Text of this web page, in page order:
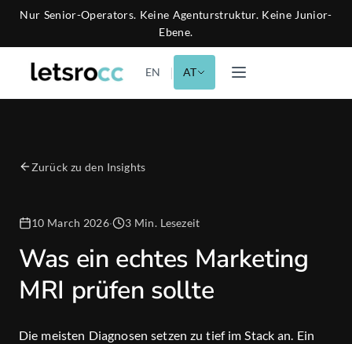
Nur Senior-Operators. Keine Agenturstruktur. Keine Junior-
Ebene.
EN | AT
Zurück zu den Insights
10 March 2026· 3 Min. Lesezeit
Was ein echtes Marketing
MRI prüfen sollte
Die meisten Diagnosen setzen zu tief im Stack an. Ein